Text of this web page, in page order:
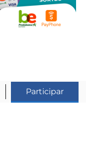
Participar